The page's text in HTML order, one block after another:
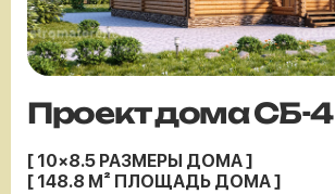
Проект дома СБ-4
[ 10×8.5 РАЗМЕРЫ ДОМА ]
[ 148.8 М² ПЛОЩАДЬ ДОМА ]